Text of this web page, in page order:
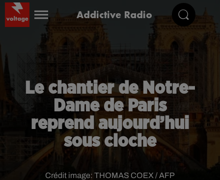
Addictive Radio
Le chantier de Notre-
Dame de Paris
reprend aujourd’hui
sous cloche
Crédit image: THOMAS COEX / AFP